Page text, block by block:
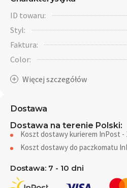
ID towaru:
Styl:
Faktura:
Color:
Dostawa
Dostawa na terenie Polski:
Koszt dostawy kurierem InPost -
Koszt dostawy do paczkomatu
Dostawa: 7 - 10 dni